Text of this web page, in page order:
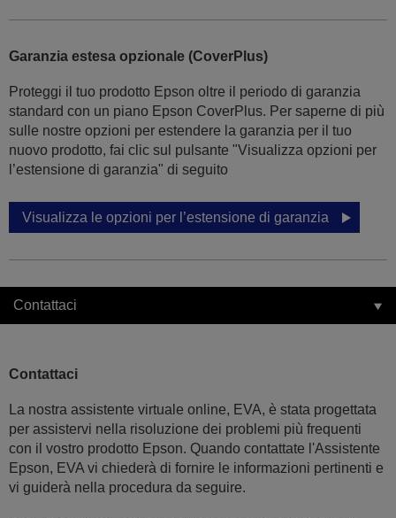
Garanzia estesa opzionale (CoverPlus)
Proteggi il tuo prodotto Epson oltre il periodo di garanzia
standard con un piano Epson CoverPlus. Per saperne di più
sulle nostre opzioni per estendere la garanzia per il tuo
nuovo prodotto, fai clic sul pulsante "Visualizza opzioni per
l’estensione di garanzia" di seguito
Visualizza le opzioni per l’estensione di garanzia
Contattaci
Contattaci
La nostra assistente virtuale online, EVA, è stata progettata
per assistervi nella risoluzione dei problemi più frequenti
con il vostro prodotto Epson. Quando contattate l'Assistente
Epson, EVA vi chiederà di fornire le informazioni pertinenti e
vi guiderà nella procedura da seguire.